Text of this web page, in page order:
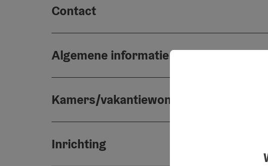
Contact
Algemene informatie
Kamers/vakantiewoningen
Inrichting